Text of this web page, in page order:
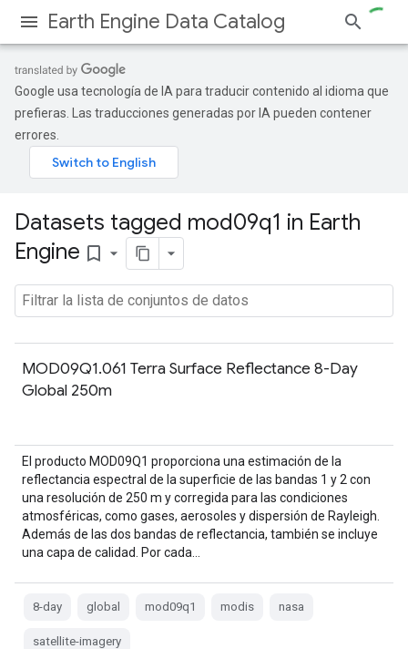
Earth Engine Data Catalog
Google usa tecnología de IA para traducir contenido al idioma que
prefieras. Las traducciones generadas por IA pueden contener
errores.
Datasets tagged mod09q1 in Earth
Engine bookmark_border
MOD09Q1.061 Terra Surface Reflectance 8-Day
Global 250m
El producto MOD09Q1 proporciona una estimación de la
reflectancia espectral de la superficie de las bandas 1 y 2 con
una resolución de 250 m y corregida para las condiciones
atmosféricas, como gases, aerosoles y dispersión de Rayleigh.
Además de las dos bandas de reflectancia, también se incluye
una capa de calidad. Por cada…
8-day global mod09q1 modis nasa
satellite-imagery